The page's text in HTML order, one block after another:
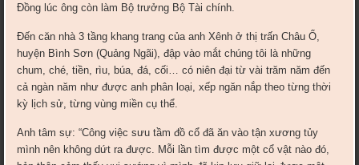
Đồng lúc ông còn làm Bộ trưởng Bộ Tài chính.
Đến căn nhà 3 tầng khang trang của anh Xênh ở thị trấn Châu Ổ,
huyện Bình Sơn (Quảng Ngãi), đập vào mắt chúng tôi là những
chum, ché, tiền, rìu, búa, đá, cối… có niên đại từ vài trăm năm đến
cả ngàn năm như được anh phân loại, xếp ngăn nắp theo từng thời
kỳ lịch sử, từng vùng miền cụ thể.
Anh tâm sự: “Công việc sưu tầm đồ cổ đã ăn vào tận xương tủy
mình nên không dứt ra được. Mỗi lần tìm được một cổ vật nào đó,